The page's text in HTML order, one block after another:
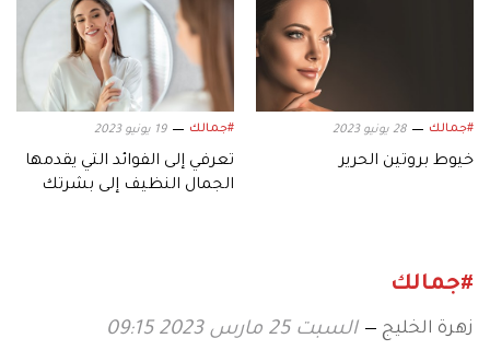
#جمالك 28 يونيو 2023
خيوط بروتين الحرير
#جمالك 19 يونيو 2023
تعرفي إلى الفوائد التي يقدمها
الجمال النظيف إلى بشرتك
#جمالك
زهرة الخليج السبت 25 مارس 2023 09:15